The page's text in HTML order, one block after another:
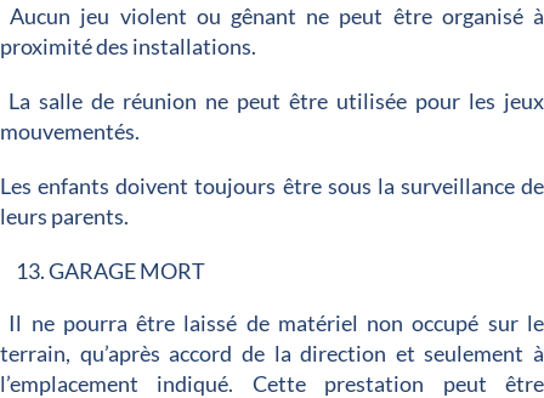
Aucun jeu violent ou gênant ne peut être organisé à
proximité des installations.
La salle de réunion ne peut être utilisée pour les jeux
mouvementés.
Les enfants doivent toujours être sous la surveillance de
leurs parents.
GARAGE MORT
Il ne pourra être laissé de matériel non occupé sur le
terrain, qu’après accord de la direction et seulement à
l’emplacement indiqué. Cette prestation peut être